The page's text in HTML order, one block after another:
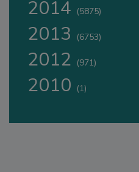
2014 (5875)
2013 (6753)
2012 (971)
2010 (1)